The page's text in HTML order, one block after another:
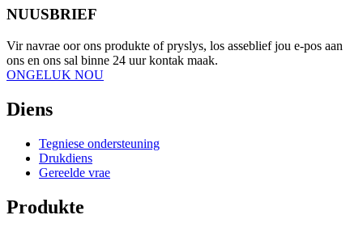
NUUSBRIEF
Vir navrae oor ons produkte of pryslys, los asseblief jou e-pos aan
ons en ons sal binne 24 uur kontak maak.
ONGELUK NOU
Diens
Tegniese ondersteuning
Drukdiens
Gereelde vrae
Produkte